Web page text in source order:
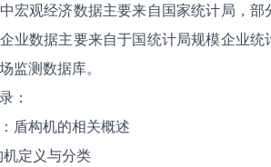
宏观经济数据主要来自国家统计局，
业数据主要来自于国统计局规模企业
监测数据库。
：
盾构机的相关概述
机定义与分类